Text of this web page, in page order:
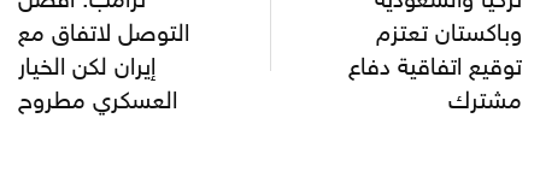
وباكستان تعتزم
توقيع اتفاقية دفاع
مشترك
التوصل لاتفاق مع
إيران لكن الخيار
العسكري مطروح